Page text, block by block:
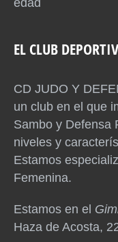
edad
EL CLUB
CD JUDO Y
un club en el que
Sambo y Defensa
niveles y
Estamos
Femenina.
Estamos en el
Haza de Acosta,